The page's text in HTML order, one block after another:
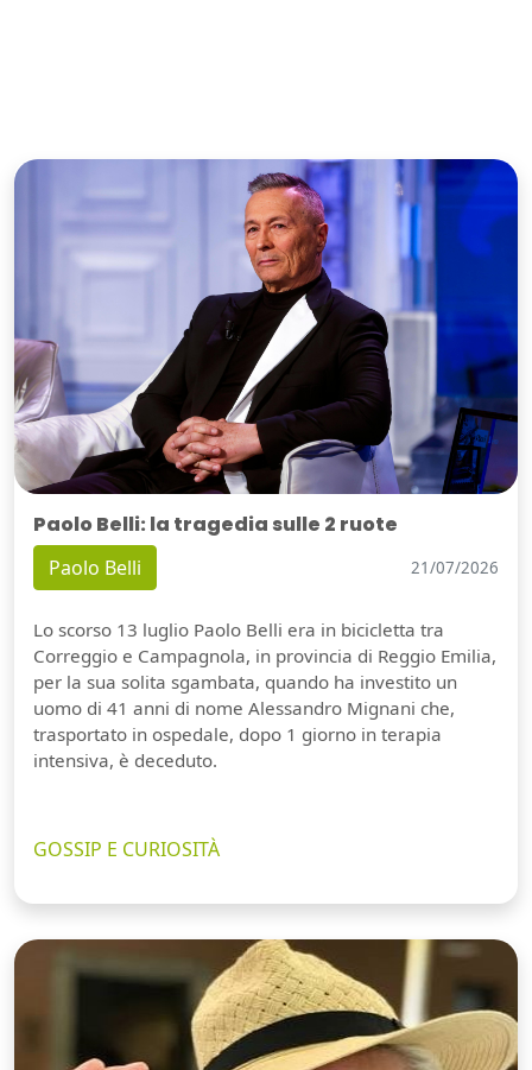
Paolo Belli: la tragedia sulle 2 ruote
Paolo Belli 21/07/2026
Lo scorso 13 luglio Paolo Belli era in bicicletta tra
Correggio e Campagnola, in provincia di Reggio Emilia,
per la sua solita sgambata, quando ha investito un
uomo di 41 anni di nome Alessandro Mignani che,
trasportato in ospedale, dopo 1 giorno in terapia
intensiva, è deceduto.
GOSSIP E CURIOSITÀ